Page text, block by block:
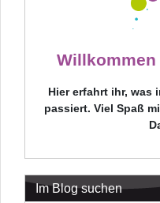
Hier erfahrt ihr, was
passiert. Viel Spaß
Im Blog suchen